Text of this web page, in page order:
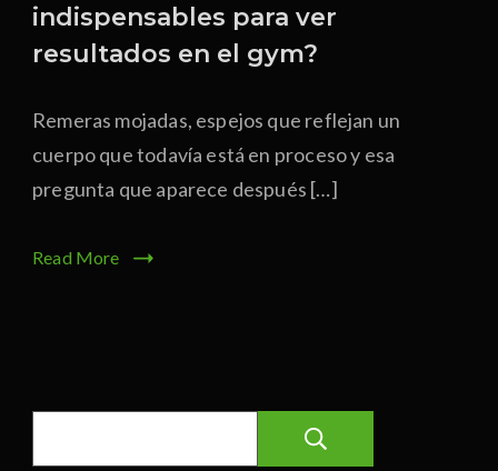
indispensables para ver
resultados en el gym?
Remeras mojadas, espejos que reflejan un
cuerpo que todavía está en proceso y esa
pregunta que aparece después […]
Read More